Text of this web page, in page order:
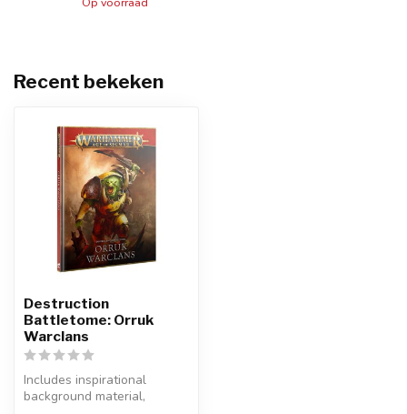
Recent bekeken
Destruction
Battletome: Orruk
Warclans
Includes inspirational
background material,